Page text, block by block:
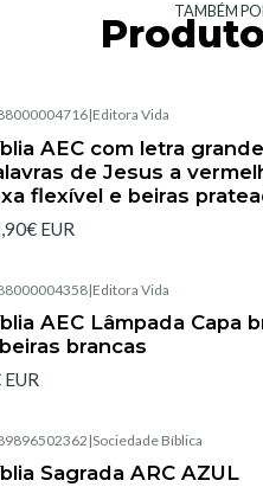
TAMBÉM
|Editora Vida
AEC com letra
de Jesus a
flexível e beiras
EUR
|Editora Vida
AEC Lâmpada Capa
brancas
|Sociedade Bíblica
Sagrada ARC AZUL